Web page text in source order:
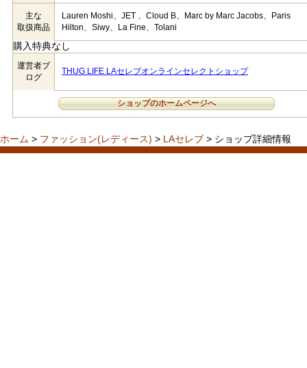
主な
取扱商品
Lauren Moshi、JET 、Cloud B、Marc by Marc Jacobs、Paris
Hilton、Siwy、La Fine、Tolani
購入特典なし
運営者ブ
ログ
THUG LIFE LAセレブオンラインセレクトショップ
ショップのホームページへ
ホーム > ファッション(レディース) > LAセレブ > ショップ詳細情報